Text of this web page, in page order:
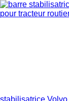
stabilisatrice